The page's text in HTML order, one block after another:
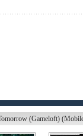
(Gameloft)